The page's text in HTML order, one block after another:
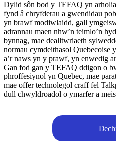
Dylid sôn bod y TEFAQ yn
fynd â chryfderau a gwendidau
yn brawf modiwlaidd, gall
adrannau maen nhw’n teimlo’n
bynnag, mae dealltwriaeth
normau cymdeithasol Quebecoise
a’r naws yn y prawf, yn enwedig
Gan fod gan y TEFAQ ddigon o
phroffesiynol yn Quebec, mae
mae offer technolegol craff fel
dull chwyldroadol o ymarfer a